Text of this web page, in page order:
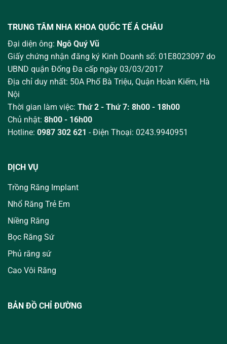
TRUNG TÂM NHA KHOA QUỐC TẾ Á CHÂU
Đại diện ông: Ngô Quý Vũ
Giấy chứng nhận đăng ký Kinh Doanh số: 01E8023097 do
UBND quận Đống Đa cấp ngày 03/03/2017
Địa chỉ duy nhất: 50A Phố Bà Triệu, Quận Hoàn Kiếm, Hà
Nội
Thời gian làm việc: Thứ 2 - Thứ 7: 8h00 - 18h00
Chủ nhật: 8h00 - 16h00
Hotline: 0987 302 621 - Điện Thoại: 0243.9940951
DỊCH VỤ
Trồng Răng Implant
Nhổ Răng Trẻ Em
Niềng Răng
Bọc Răng Sứ
Phủ răng sứ
Cao Vôi Răng
BẢN ĐỒ CHỈ ĐƯỜNG